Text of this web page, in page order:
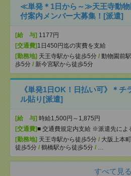
≪単発＊1日から～≫天王寺動物
付案内メンバー大募集！[派遣]
[給 与] 1177円
[交通費] 1日450円迄の実費を支給
[勤務地] 天王寺駅から徒歩5分 / 動物園前
歩5分 / 新今宮駅から徒歩5分
《単発1日OK！日払い可》＊チ
ル貼り[派遣]
[給 与] 時給1,500円～1,875円
[交通費]■ 交通費規定内支給 ※派遣先によ
[勤務地] 天王寺駅から徒歩5分 / 大阪上本
徒歩5分 / 鶴橋駅から徒歩5分 / …
すべて見る